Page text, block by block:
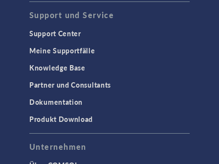
Support und Service
Support Center
Meine Supportfälle
Knowledge Base
Partner und Consultants
Dokumentation
Produkt Download
Unternehmen